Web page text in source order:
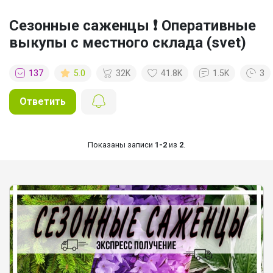
Сезонные саженцы ❗ Оперативные
выкупы с местного склада (svet)
137 5.0 32K 41.8K 1.5K 3
Ответить
Показаны записи 1-2 из 2